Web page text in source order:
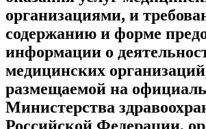
организациями, и
содержанию и форме
информации о
медицинских
размещаемой на
Министерства